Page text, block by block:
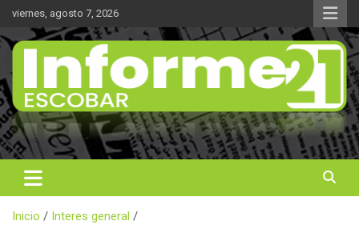
Saltar
contenido
viernes, agosto 7, 2026
Informe 21
Noticas reales
Inicio
Interes general